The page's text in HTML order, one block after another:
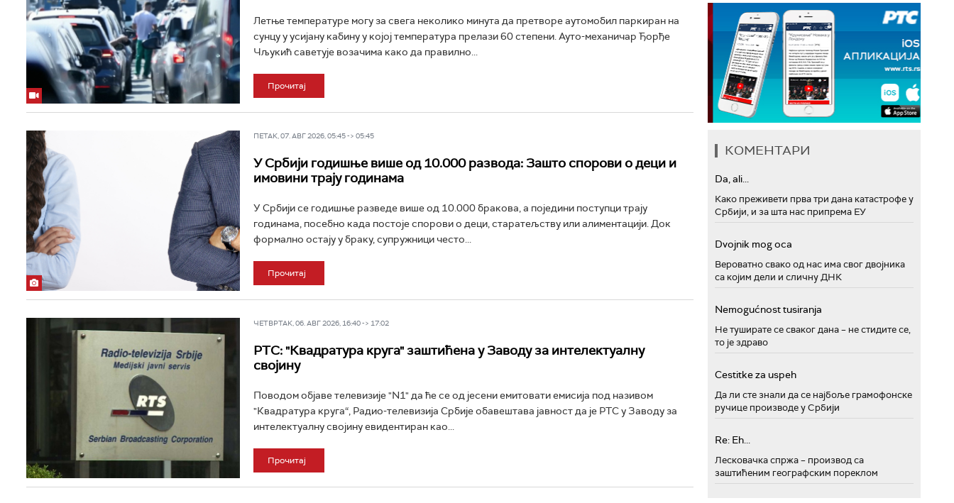
Летње температуре могу за свега неколико минута да претворе аутомобил паркиран на
сунцу у усијану кабину у којој температура прелази 60 степени. Ауто-механичар Ђорђе
Чљукић саветује возачима како да правилно...
Прочитај
ПЕТАК, 07. АВГ 2026, 05:45 -> 05:45
У Србији годишње више од 10.000 развода: Зашто спорови о деци и
имовини трају годинама
У Србији се годишње разведе више од 10.000 бракова, a поједини поступци трају
годинама, посебно када постоје спорови о деци, старатељству или алиментацији. Док
формално остају у браку, супружници често...
Прочитај
ЧЕТВРТАК, 06. АВГ 2026, 16:40 -> 17:02
РТС: "Квадратура круга" заштићена у Заводу за интелектуалну
својину
Поводом објаве телевизије "N1" да ће се од јесени емитовати емисија под називом
"Квадратура круга“, Радио-телевизија Србије обавештава јавност да је РТС у Заводу за
интелектуалну својину евидентиран као...
Прочитај
КОМЕНТАРИ
Da, ali...
Како преживети прва три дана катастрофе у
Србији, и за шта нас припрема ЕУ
Dvojnik mog oca
Вероватно свако од нас има свог двојника
са којим дели и сличну ДНК
Nemogućnost tusiranja
Не туширате се сваког дана – не стидите се,
то је здраво
Cestitke za uspeh
Да ли сте знали да се најбоље грамофонске
ручице производе у Србији
Re: Eh...
Лесковачка спржа – производ са
заштићеним географским пореклом